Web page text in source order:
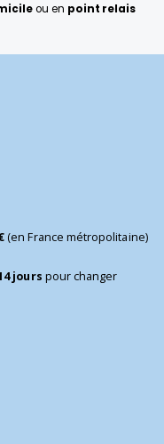
ou en point relais
(en France métropolitaine)
jours pour changer